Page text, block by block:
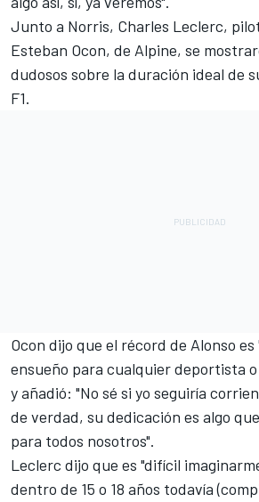
Junto a Norris, Charles Leclerc,
Esteban Ocon, de Alpine, se
dudosos sobre la duración ideal de
F1.
Ocon dijo que el récord de Alonso
ensueño para cualquier deportista
y añadió: "No sé si yo seguiría
de verdad, su dedicación es algo
para todos nosotros".
Leclerc dijo que es "difícil
dentro de 15 o 18 años todavía